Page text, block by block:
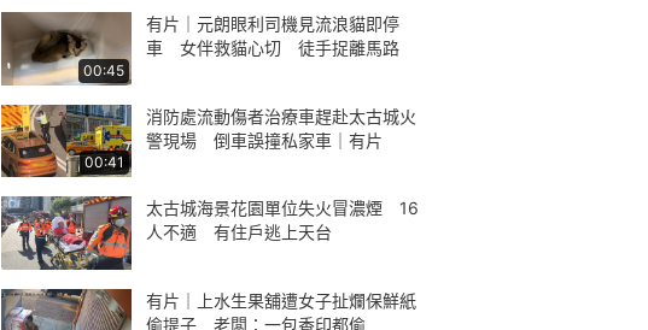
00:45
有片｜元朗眼利司機見流浪貓即停
車 女伴救貓心切 徒手捉離馬路
00:41
消防處流動傷者治療車趕赴太古城火
警現場 倒車誤撞私家車｜有片
太古城海景花園單位失火冒濃煙 16
人不適 有住戶逃上天台
有片｜上水生果舖遭女子扯爛保鮮紙
偷提子 老闆：一包香印都偷